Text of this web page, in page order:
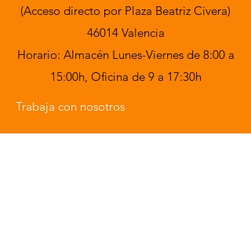
(Acceso directo por Plaza Beatriz Civera)
46014 Valencia
Horario: Almacén Lunes-Viernes de 8:00 a
15:00h, Oficina de 9 a 17:30h
Trabaja con nosotros